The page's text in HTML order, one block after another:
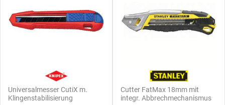
Universalmesser CutiX m.
Klingenstabilisierung
Cutter FatMax 18mm mit
integr. Abbrechmechanismus